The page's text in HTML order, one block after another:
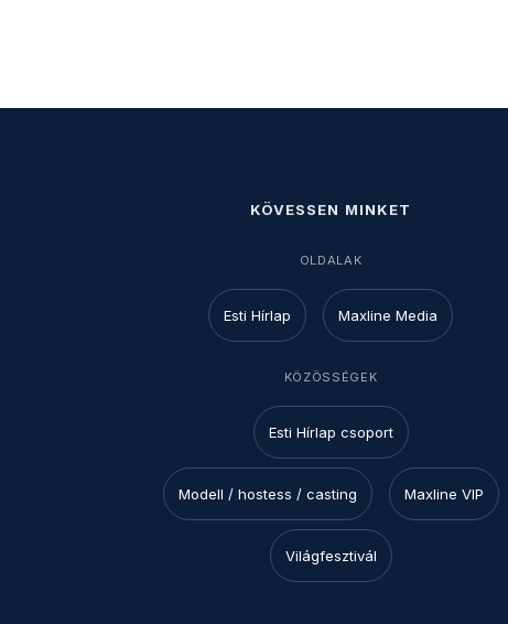
KÖVESSEN MINKET
OLDALAK
Esti Hírlap Maxline Media
KÖZÖSSÉGEK
Esti Hírlap csoport
Modell / hostess / casting Maxline VIP
Világfesztivál